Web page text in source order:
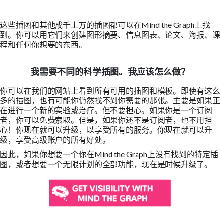
这些插图和其他成千上万的插图都可以在Mind the Graph上找
到。你可以用它们来创建图形摘要、信息图表、论文、海报、课
程和任何你想要的东西。
我需要不同的科学插图。我应该怎么做？
你可以在我们的网站上看到所有可用的插图和模板。即使有这么
多的插图，也有可能你仍然找不到你需要的那张。主要是如果正
在进行一个新的实验或治疗。但不要担心。如果你是一个订阅
者，你可以免费索取。但是，如果你还不是订阅者，也不用担
心！你现在就可以升级，以享受所有的服务。你现在就可以升
级，享受高级账户的所有好处。
因此，如果你想要一个你在Mind the Graph上没有找到的特定插
图，或者想要一个无限计划的全部功能，现在是时候升级了。